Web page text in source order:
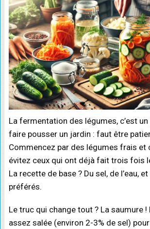
La fermentation des légumes, c’est
faire pousser un jardin : faut être
Commencez par des légumes frais et
évitez ceux qui ont déjà fait trois fois
La recette de base ? Du sel, de l’eau,
préférés.
Le truc qui change tout ? La saumure !
assez salée (environ 2-3% de sel)